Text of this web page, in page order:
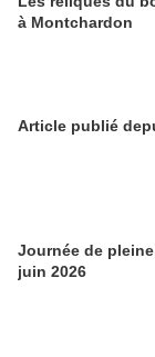
à Montchardon
Journée de
juin 2026